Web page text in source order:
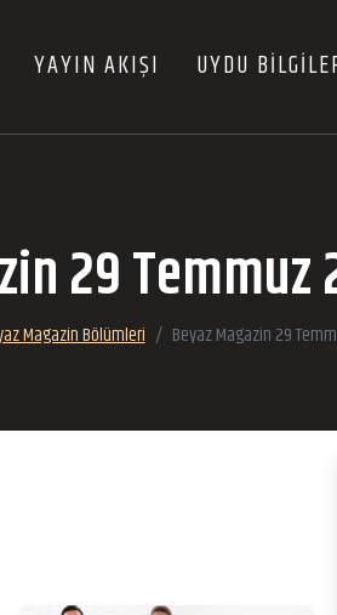
YAYIN AKIŞI UYDU
29 Temmuz
Magazin Bölümleri Beyaz Magazin 29